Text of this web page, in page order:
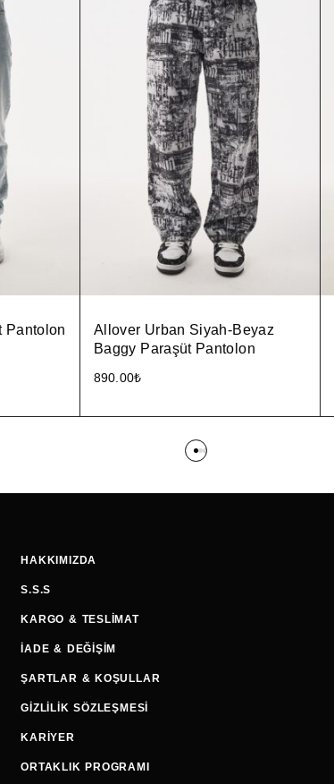
Pantolon
Allover Urban Siyah-Beyaz
Baggy Paraşüt Pantolon
890.00₺
HAKKIMIZDA
S.S.S
KARGO & TESLIMAT
İADE & DEĞIŞIM
ŞARTLAR & KOŞULLAR
GIZLILIK SÖZLEŞMESI
KARIYER
ORTAKLIK PROGRAMI